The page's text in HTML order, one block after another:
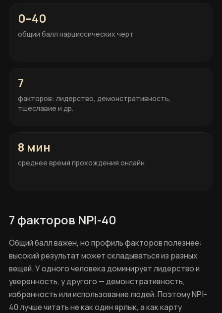
0–40
общий балл нарциссических черт
7
факторов: лидерство, демонстративность,
тщеславие и др.
8 мин
среднее время прохождения онлайн
7 факторов NPI-40
Общий балл важен, но профиль факторов полезнее:
высокий результат может складываться из разных
вещей. У одного человека доминирует лидерство и
уверенность, у другого — демонстративность,
избранность или использование людей. Поэтому NPI-
40 лучше читать не как один ярлык, а как карту